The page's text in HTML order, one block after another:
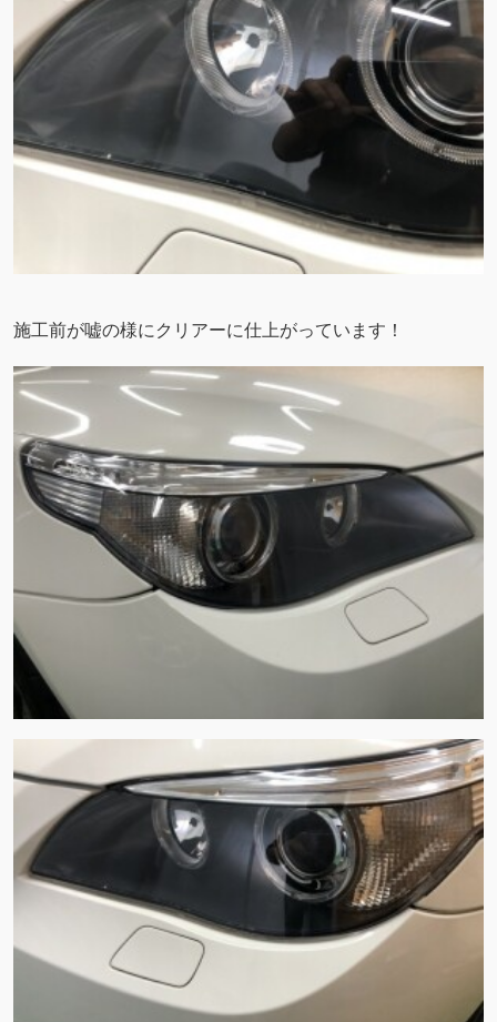
施工前が嘘の様にクリアーに仕上がっています！